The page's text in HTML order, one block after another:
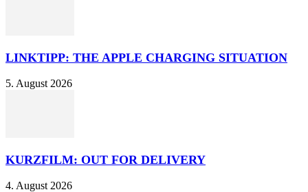
LINKTIPP: THE APPLE CHARGING SITUATION
5. August 2026
KURZFILM: OUT FOR DELIVERY
4. August 2026